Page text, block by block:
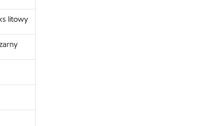
litowy